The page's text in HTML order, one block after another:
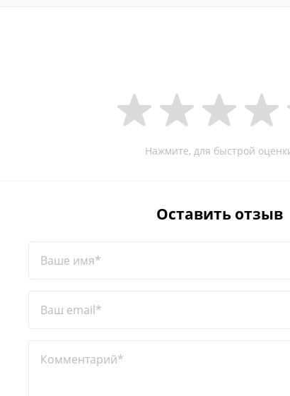
Нажмите, для быстрой
Оставить отзыв
Ваше имя*
Ваш email*
Комментарий*